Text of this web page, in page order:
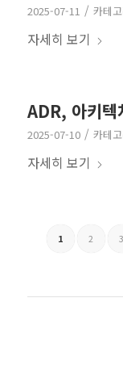
2025-07-11 / 카테
자세히 보기
ADR, 아키텍
2025-07-10 / 카테
자세히 보기
1 2 3